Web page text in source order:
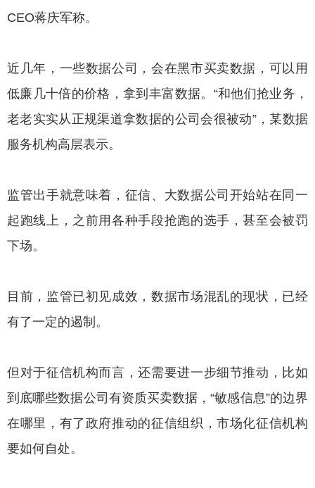
CEO蒋庆军称。
近几年，一些数据公司，会在黑市买卖数据，可以用
低廉几十倍的价格，拿到丰富数据。“和他们抢业务，
老老实实从正规渠道拿数据的公司会很被动”，某数据
服务机构高层表示。
监管出手就意味着，征信、大数据公司开始站在同一
起跑线上，之前用各种手段抢跑的选手，甚至会被罚
下场。
目前，监管已初见成效，数据市场混乱的现状，已经
有了一定的遏制。
但对于征信机构而言，还需要进一步细节推动，比如
到底哪些数据公司有资质买卖数据，“敏感信息”的边界
在哪里，有了政府推动的征信组织，市场化征信机构
要如何自处。